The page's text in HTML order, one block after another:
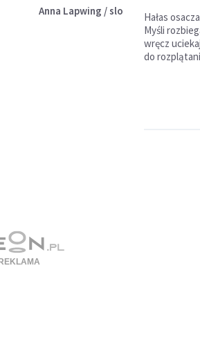
Anna Lapwing / slo
Hałas
Myśli
wręcz
do